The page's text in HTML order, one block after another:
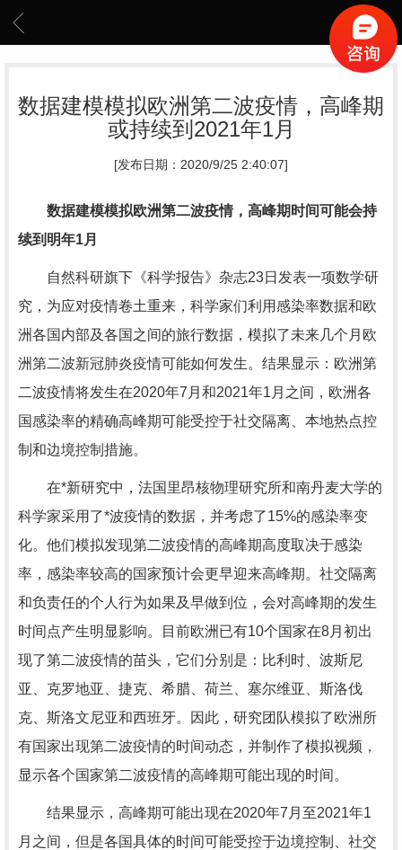
数据建模模拟欧洲第二波疫情，高峰期
或持续到2021年1月
[发布日期：2020/9/25 2:40:07]
数据建模模拟欧洲第二波疫情，高峰期时间可能会持
续到明年1月
自然科研旗下《科学报告》杂志23日发表一项数学研
究，为应对疫情卷土重来，科学家们利用感染率数据和欧
洲各国内部及各国之间的旅行数据，模拟了未来几个月欧
洲第二波新冠肺炎疫情可能如何发生。结果显示：欧洲第
二波疫情将发生在2020年7月和2021年1月之间，欧洲各
国感染率的精确高峰期可能受控于社交隔离、本地热点控
制和边境控制措施。
在*新研究中，法国里昂核物理研究所和南丹麦大学的
科学家采用了*波疫情的数据，并考虑了15%的感染率变
化。他们模拟发现第二波疫情的高峰期高度取决于感染
率，感染率较高的国家预计会更早迎来高峰期。社交隔离
和负责任的个人行为如果及早做到位，会对高峰期的发生
时间点产生明显影响。目前欧洲已有10个国家在8月初出
现了第二波疫情的苗头，它们分别是：比利时、波斯尼
亚、克罗地亚、捷克、希腊、荷兰、塞尔维亚、斯洛伐
克、斯洛文尼亚和西班牙。因此，研究团队模拟了欧洲所
有国家出现第二波疫情的时间动态，并制作了模拟视频，
显示各个国家第二波疫情的高峰期可能出现的时间。
结果显示，高峰期可能出现在2020年7月至2021年1
月之间，但是各国具体的时间可能受控于边境控制、社交